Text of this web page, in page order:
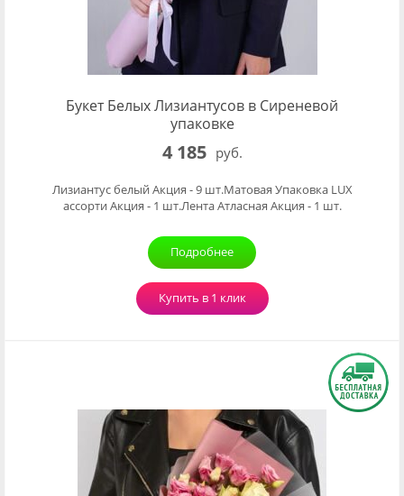
Букет Белых Лизиантусов в Сиреневой
упаковке
4 185 руб.
Лизиантус белый Акция - 9 шт.Матовая Упаковка LUX
ассорти Акция - 1 шт.Лента Атласная Акция - 1 шт.
Подробнее
Купить в 1 клик